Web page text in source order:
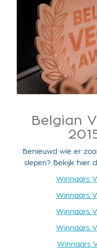
Belgian
Benieuwd wie er
slepen? Bekijk hier
Winnaars
Winnaars
Winnaars
Winnaars
Winnaars